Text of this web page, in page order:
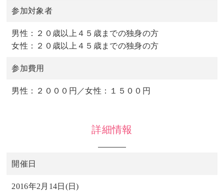
参加対象者
男性：２０歳以上４５歳までの独身の方
女性：２０歳以上４５歳までの独身の方
参加費用
男性：２０００円／女性：１５００円
詳細情報
開催日
2016年2月14日(日)